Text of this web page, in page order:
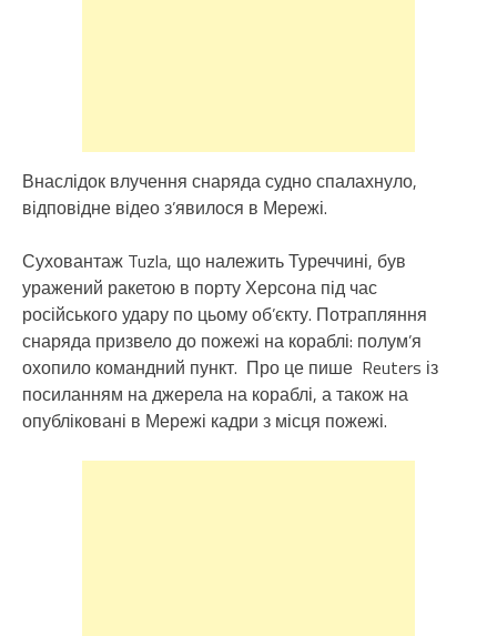
Внаслідок влучення снаряда судно спалахнуло,
відповідне відео з’явилося в Мережі.
Суховантаж Tuzla, що належить Туреччині, був
уражений ракетою в порту Херсона під час
російського удару по цьому об’єкту. Потрапляння
снаряда призвело до пожежі на кораблі: полум’я
охопило командний пункт. Про це пише Reuters із
посиланням на джерела на кораблі, а також на
опубліковані в Мережі кадри з місця пожежі.